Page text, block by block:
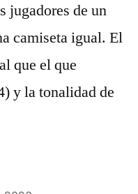
jugadores de un
camiseta igual. El
que el que
y la tonalidad de